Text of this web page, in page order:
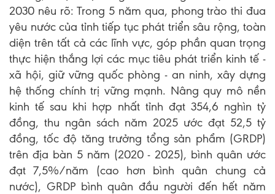
2030 nêu rõ: Trong 5 năm qua, phong trào thi đua
yêu nước của tỉnh tiếp tục phát triển sâu rộng, toàn
diện trên tất cả các lĩnh vực, góp phần quan trọng
thực hiện thắng lợi các mục tiêu phát triển kinh tế -
xã hội, giữ vững quốc phòng - an ninh, xây dựng
hệ thống chính trị vững mạnh. Nâng quy mô nền
kinh tế sau khi hợp nhất tỉnh đạt 354,6 nghìn tỷ
đồng, thu ngân sách năm 2025 ước đạt 52,5 tỷ
đồng, tốc độ tăng trưởng tổng sản phẩm (GRDP)
trên địa bàn 5 năm (2020 - 2025), bình quân ước
đạt 7,5%/năm (cao hơn bình quân chung cả
nước), GRDP bình quân đầu người đến hết năm